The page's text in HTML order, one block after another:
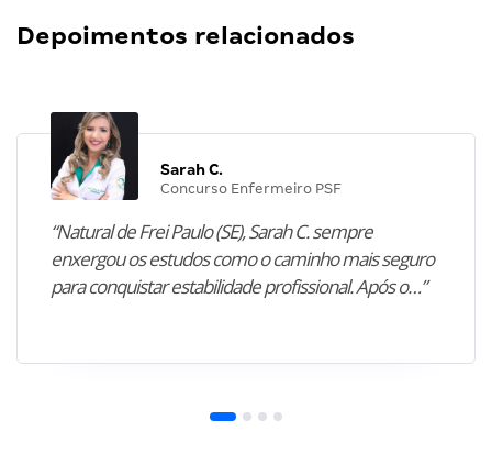
Depoimentos relacionados
Sarah C.
Concurso Enfermeiro PSF
“Natural de Frei Paulo (SE), Sarah C. sempre
enxergou os estudos como o caminho mais seguro
para conquistar estabilidade profissional. Após o…”